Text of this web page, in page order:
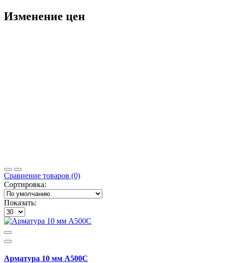
Изменение цен
Сравнение товаров (0)
Сортировка:
Показать:
Арматура 10 мм А500С